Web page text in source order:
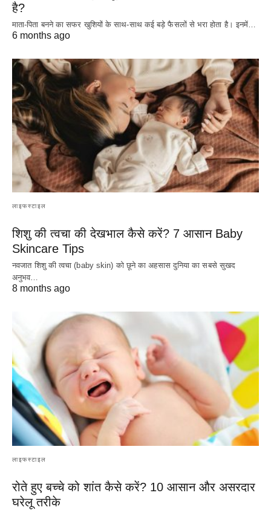
है?
माता-पिता बनने का सफर खुशियों के साथ-साथ कई बड़े फैसलों से भरा होता है। इनमें…
6 months ago
लाइफस्टाइल
शिशु की त्वचा की देखभाल कैसे करें? 7 आसान Baby
Skincare Tips
नवजात शिशु की त्वचा (baby skin) को छूने का अहसास दुनिया का सबसे सुखद
अनुभव…
8 months ago
लाइफस्टाइल
रोते हुए बच्चे को शांत कैसे करें? 10 आसान और असरदार
घरेलू तरीके